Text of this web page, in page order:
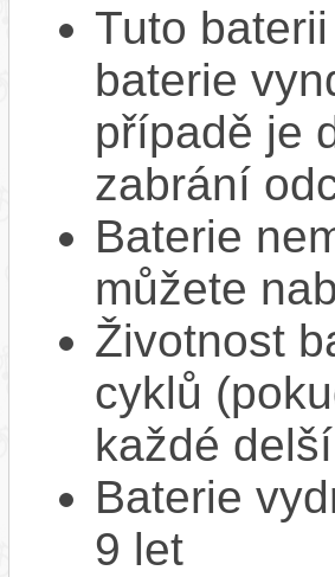
Tuto
baterie
případě je
zabrání
Baterie
můžete
Životnost
cyklů
každé
Baterie
9 let